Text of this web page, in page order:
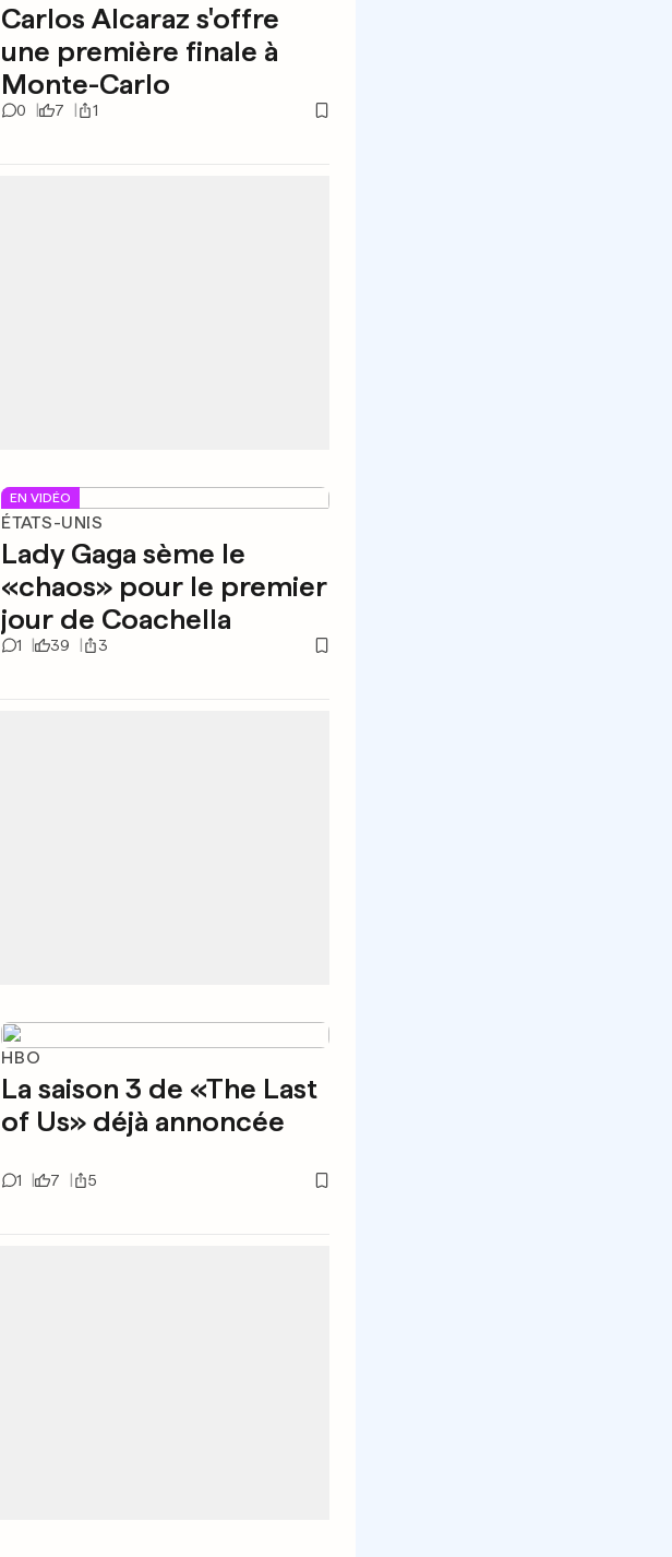
Carlos Alcaraz s'offre
une première finale à
Monte-Carlo
0 7 1
EN VIDÉO
ÉTATS-UNIS
Lady Gaga sème le
«chaos» pour le premier
jour de Coachella
1 39 3
HBO
La saison 3 de «The Last
of Us» déjà annoncée
1 7 5